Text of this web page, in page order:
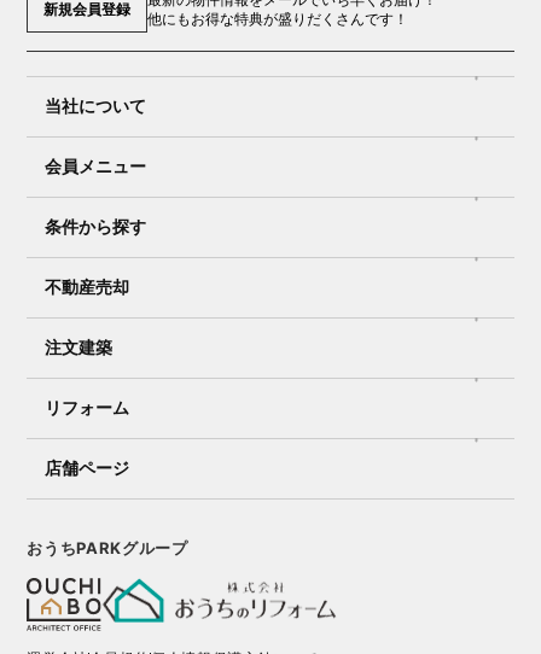
新規会員登録
他にもお得な特典が盛りだくさんです！
当社について
会員メニュー
条件から探す
不動産売却
注文建築
リフォーム
店舗ページ
おうちPARKグループ